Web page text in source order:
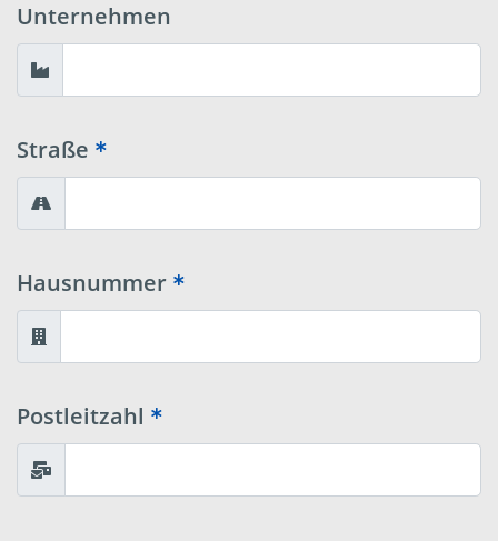
Unternehmen
Straße
Hausnummer
Postleitzahl